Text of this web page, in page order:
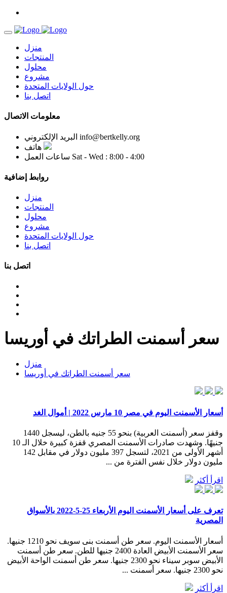
منزل
المنتجات
محلول
مشروع
حول الولايات المتحدة
اتصل بنا
معلومات الاتصال
البريد الإلكتروني info@bertkelly.org
هاتف
ساعات العمل Sat - Wed : 8:00 - 4:00
روابط إضافية
منزل
المنتجات
محلول
مشروع
حول الولايات المتحدة
اتصل بنا
اتصل بنا
سعر أسمنت الطراتك في أوريسا
منزل
سعر أسمنت الطراتك في أوريسا
أسعار الأسمنت اليوم في مصر 10 مارس 2022 | أموال الغد
وقفز سعر (أسمنت العربية) بنحو 55 جنيه بالطن، ليسجل 1440
جنيهًا. وشهدت صادرات الأسمنت المصري قفزة كبيرة خلال الـ 10
أشهر الأولى من 2021، لتسجل 397 مليون دولار في مقابل 142
مليون دولار خلال نفس الفترة من ...
اقرأ أكثر
تعرف على أسعار الأسمنت اليوم الأربعاء 25-5-2022 بالأسواق
المصرية
أسعار الأسمنت اليوم. سعر طن أسمنت بنى سويف نحو 1210 جنيها.
سعر الأسمنت الأبيض العادة 2400 جنيها للطن. سعر طن أسمنت
الأبيض سوبر سيناء نحو 2300 جنيها. سعر طن أسمنت الواحة الأبيض
نحو 2300 جنيها. سعر أسمنت ...
اقرأ أكثر